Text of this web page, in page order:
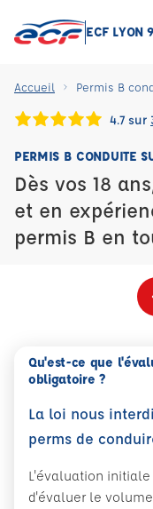
ECF LYON 9
Accueil Permis B
4.7 sur
PERMIS B CONDUITE
Dès vos 18
et en
permis B en
Qu'est-ce que
obligatoire ?
La loi nous
perms de
L'évaluation
d'évaluer le